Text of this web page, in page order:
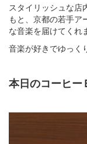
スタイリッシュな店
もと、京都の若手ア
な音楽を届けてくれ
音楽が好きでゆっく
本日のコーヒー